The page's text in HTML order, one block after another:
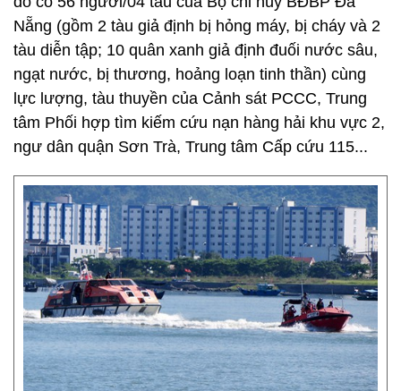
Nẵng (gồm 2 tàu giả định bị hỏng máy, bị cháy và 2
tàu diễn tập; 10 quân xanh giả định đuối nước sâu,
ngạt nước, bị thương, hoảng loạn tinh thần) cùng
lực lượng, tàu thuyền của Cảnh sát PCCC, Trung
tâm Phối hợp tìm kiếm cứu nạn hàng hải khu vực 2,
ngư dân quận Sơn Trà, Trung tâm Cấp cứu 115...